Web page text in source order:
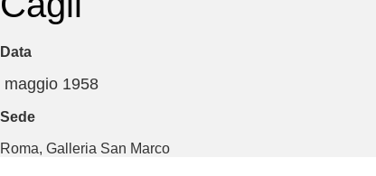
Data
maggio 1958
Sede
Roma, Galleria San Marco